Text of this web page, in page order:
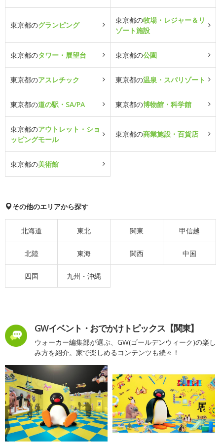
東京都のグランピング
東京都の牧場・レジャー＆リ
ゾート施設
東京都のタワー・展望台 東京都の公園
東京都のアスレチック 東京都の温泉・スパリゾート
東京都の道の駅・SA/PA 東京都の博物館・科学館
東京都のアウトレット・ショ
ッピングモール
東京都の商業施設・百貨店
東京都の美術館
その他のエリアから探す
北海道 東北 関東 甲信越
北陸 東海 関西 中国
四国 九州・沖縄
GWイベント・おでかけトピックス【関東】
ウォーカー編集部が選ぶ、GW(ゴールデンウィーク)の楽し
み方を紹介。家で楽しめるコンテンツも続々！